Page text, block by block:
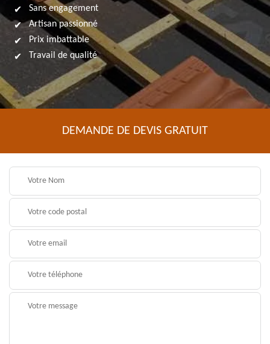
Sans engagement
Artisan passionné
Prix imbattable
Travail de qualité
DEMANDE DE DEVIS GRATUIT